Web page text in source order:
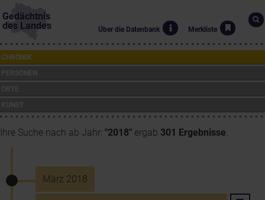
Gedächtnis
des Landes
Über die Datenbank Merkliste
CHRONIK
Ihre Suche nach ab Jahr: "2018" ergab 301 Ergebnisse.
März 2018